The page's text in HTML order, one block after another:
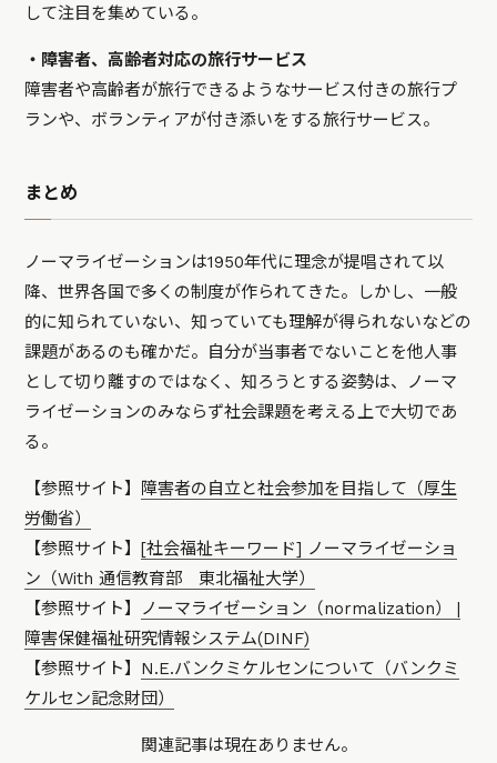
して注目を集めている。
・障害者、高齢者対応の旅行サービス
障害者や高齢者が旅行できるようなサービス付きの旅行プ
ランや、ボランティアが付き添いをする旅行サービス。
まとめ
ノーマライゼーションは1950年代に理念が提唱されて以
降、世界各国で多くの制度が作られてきた。しかし、一般
的に知られていない、知っていても理解が得られないなどの
課題があるのも確かだ。自分が当事者でないことを他人事
として切り離すのではなく、知ろうとする姿勢は、ノーマ
ライゼーションのみならず社会課題を考える上で大切であ
る。
【参照サイト】 障害者の自立と社会参加を目指して（厚生
労働省）
【参照サイト】[社会福祉キーワード] ノーマライゼーショ
ン（With 通信教育部 東北福祉大学）
【参照サイト】 ノーマライゼーション（normalization） |
障害保健福祉研究情報システム(DINF)
【参照サイト】 N.E.バンクミケルセンについて（バンクミ
ケルセン記念財団）
関連記事は現在ありません。